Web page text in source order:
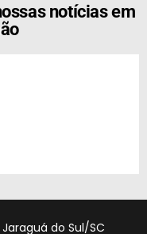
notícias em
do Sul/SC